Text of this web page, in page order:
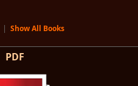
| Show All Books
PDF